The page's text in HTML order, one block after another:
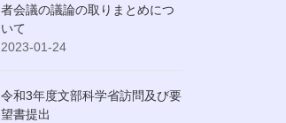
者会議の議論の取りまとめにつ
いて
2023-01-24
令和3年度文部科学省訪問及び要
望書提出